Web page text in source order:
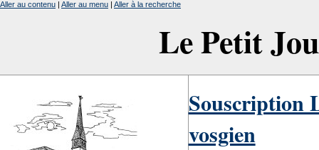
Le Petit
Aller au contenu | Aller au menu | Aller à la recherche
Souscription
vosgien